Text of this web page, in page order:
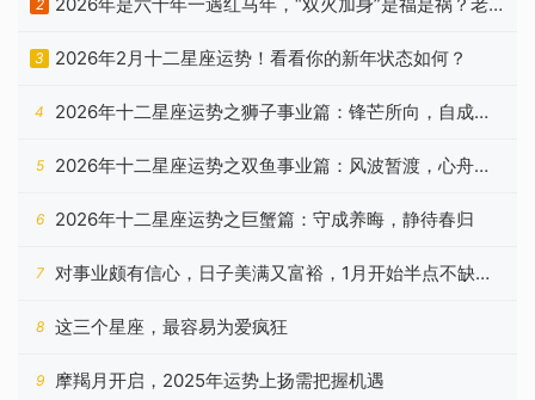
2
祖宗忠告有答案
3 2026年2月十二星座运势！看看你的新年状态如何？
4
2026年十二星座运势之狮子事业篇：锋芒所向，自成山
5
2026年十二星座运势之双鱼事业篇：风波暂渡，心舟自
6 2026年十二星座运势之巨蟹篇：守成养晦，静待春归
7
对事业颇有信心，日子美满又富裕，1月开始半点不缺钱
的星座
8 这三个星座，最容易为爱疯狂
9 摩羯月开启，2025年运势上扬需把握机遇